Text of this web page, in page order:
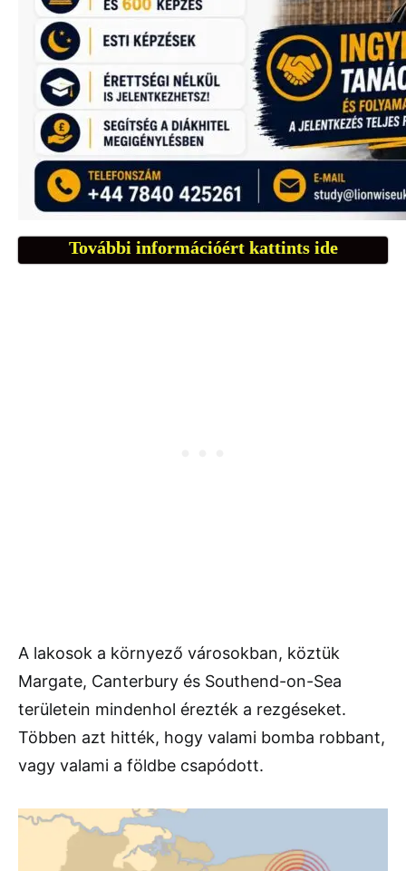
További információért kattints ide
A lakosok a környező városokban, köztük
Margate, Canterbury és Southend-on-Sea
területein mindenhol érezték a rezgéseket.
Többen azt hitték, hogy valami bomba robbant,
vagy valami a földbe csapódott.